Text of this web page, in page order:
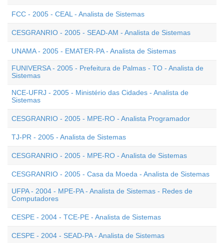
FCC - 2005 - CEAL - Analista de Sistemas
CESGRANRIO - 2005 - SEAD-AM - Analista de Sistemas
UNAMA - 2005 - EMATER-PA - Analista de Sistemas
FUNIVERSA - 2005 - Prefeitura de Palmas - TO - Analista de
Sistemas
NCE-UFRJ - 2005 - Ministério das Cidades - Analista de
Sistemas
CESGRANRIO - 2005 - MPE-RO - Analista Programador
TJ-PR - 2005 - Analista de Sistemas
CESGRANRIO - 2005 - MPE-RO - Analista de Sistemas
CESGRANRIO - 2005 - Casa da Moeda - Analista de Sistemas
UFPA - 2004 - MPE-PA - Analista de Sistemas - Redes de
Computadores
CESPE - 2004 - TCE-PE - Analista de Sistemas
CESPE - 2004 - SEAD-PA - Analista de Sistemas